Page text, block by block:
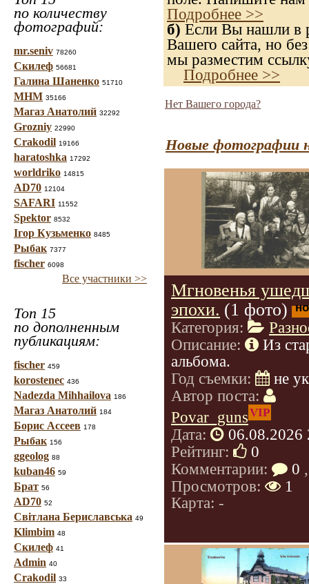
по количеству
фотографий:
mr.seniv 78260
Скилеф 56681
Галина Шаненко 51710
МНМ 35166
Магаз Анатолий 32292
Grozniy 22990
Crakodil 19166
haratoshka 17292
worldriko 14815
AD70 12104
SAFARI 11552
Spektor 8532
Ігор Кузьменко 8485
Рыбак 7377
fischer 6098
Все участники >>
Топ 15
по дополненным
публикациям:
fischer 459
korostenec 436
Nadezda Mihhailova 186
Магаз Анатолий 184
Борис Ассеев 178
Рыбак 156
ggeolog 88
kuban46 59
Брат 56
AD70 52
Світлана Бериславська 49
Klimbim 48
Скилеф 41
Admin 40
Crakodil 33
Подробнее >>
б) Если Вы нашли в
Вашего сайта, но
мы разместим
Подробнее >>
Нет Вашего города?
Новые фотографии
Мгновенья
эпохи. (1 фото)
Категория:
Описание:
Из
альбома.
Год съемки:
не
Автор поста:
Povar_gunsVIP
Дата:
06.08.2026
Рейтинг:
0
Комментарии:
0 ,
Просмотров:
1
Карта: -